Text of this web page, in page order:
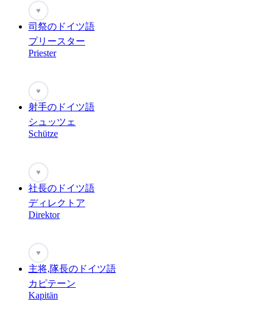
♥
司祭のドイツ語
プリースター
Priester
♥
射手のドイツ語
シュッツェ
Schütze
♥
社長のドイツ語
ディレクトア
Direktor
♥
主将,隊長のドイツ語
カピテーン
Kapitän